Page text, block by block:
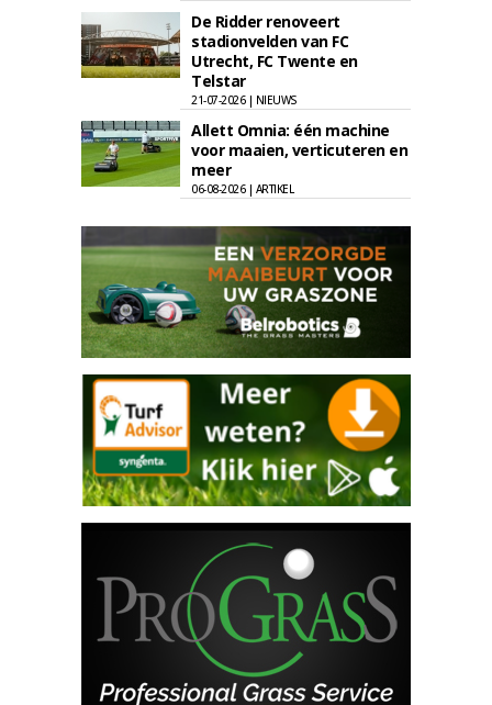
De Ridder renoveert
stadionvelden van FC
Utrecht, FC Twente en
Telstar
21-07-2026 | NIEUWS
Allett Omnia: één machine
voor maaien, verticuteren en
meer
06-08-2026 | ARTIKEL